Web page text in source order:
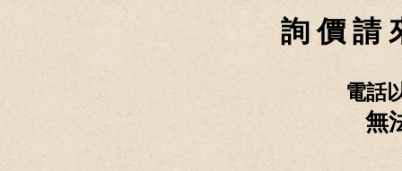
詢 價 請
電話
無